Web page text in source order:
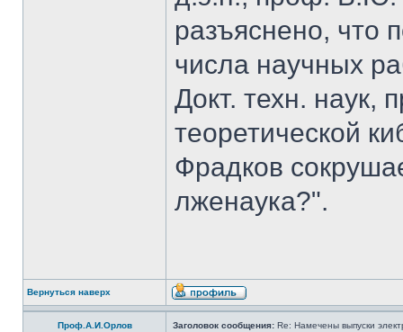
разъяснено, что
числа научных
Докт. техн. наук,
теоретической
Фрадков
лженаука?".
Вернуться наверх
Проф.А.И.Орлов Заголовок сообщения: Re: Намечены выпуски